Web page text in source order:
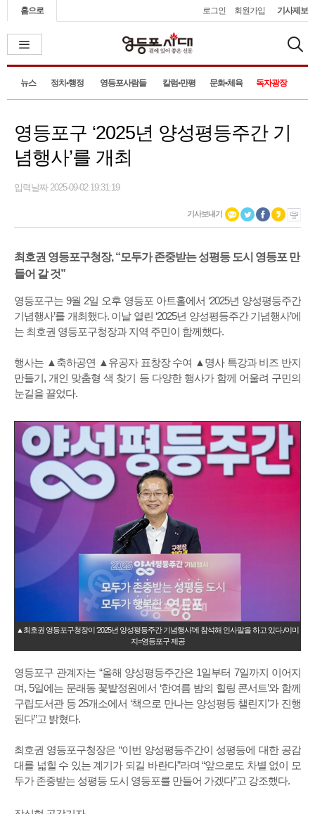
홈으로 로그인 회원가입 기사제보
뉴스 정치•행정 영등포사람들 칼럼•만평 문화•체육 독자광장
영등포구 ‘2025년 양성평등주간 기
념행사’를 개최
입력날짜 2025-09-02 19:31:19
기사보내기
최호권 영등포구청장, “모두가 존중받는 성평등 도시 영등포 만
들어 갈 것”
영등포구는 9월 2일 오후 영등포 아트홀에서 ‘2025년 양성평등주간
기념행사’를 개최했다. 이날 열린 ‘2025년 양성평등주간 기념행사’에
는 최호권 영등포구청장과 지역 주민이 함께했다.
행사는 ▲축하공연 ▲유공자 표창장 수여 ▲명사 특강과 비즈 반지
만들기, 개인 맞춤형 색 찾기 등 다양한 행사가 함께 어울려 구민의
눈길을 끌었다.
▲최호권 영등포구청장이 ‘2025년 양성평등주간 기념행사’에 참석해 인사말을 하고 있다./이미
지=영등포구 제공
영등포구 관계자는 “올해 양성평등주간은 1일부터 7일까지 이어지
며, 5일에는 문래동 꽃밭정원에서 ‘한여름 밤의 힐링 콘서트’와 함께
구립도서관 등 25개소에서 ‘책으로 만나는 양성평등 챌린지’가 진행
된다”고 밝혔다.
최호권 영등포구청장은 “이번 양성평등주간이 성평등에 대한 공감
대를 넓힐 수 있는 계기가 되길 바란다”라며 “앞으로도 차별 없이 모
두가 존중받는 성평등 도시 영등포를 만들어 가겠다”고 강조했다.